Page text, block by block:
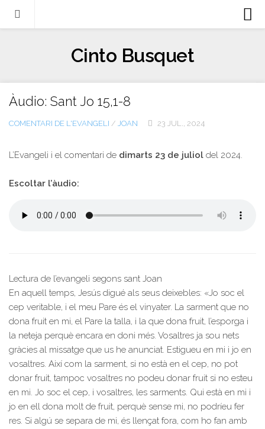
Llibres
Escrits-articles
Notícies
Contacte
Cinto Busquet
Àudio: Sant Jo 15,1-8
COMENTARI DE L'EVANGELI / JOAN 23 JUL., 2024
L’Evangeli i el comentari de dimarts 23 de juliol del 2024.
Escoltar l’àudio:
Lectura de l’evangeli segons sant Joan
En aquell temps, Jesús digué als seus deixebles: «Jo soc el
cep veritable, i el meu Pare és el vinyater. La sarment que no
dona fruit en mi, el Pare la talla, i la que dona fruit, l’esporga i
la neteja perquè encara en doni més. Vosaltres ja sou nets
gràcies al missatge que us he anunciat. Estigueu en mi i jo en
vosaltres. Així com la sarment, si no està en el cep, no pot
donar fruit, tampoc vosaltres no podeu donar fruit si no esteu
en mi. Jo soc el cep, i vosaltres, les sarments. Qui està en mi i
jo en ell dona molt de fruit, perquè sense mi, no podríeu fer
res. Si algú se separa de mi, és llençat fora, com ho fan amb